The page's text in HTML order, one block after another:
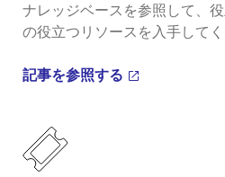
ナレッジベースを参照して、
の役立つリソースを入手してく
記事を参照する